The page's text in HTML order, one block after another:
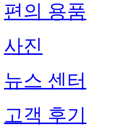
편의 용품
사진
뉴스 센터
고객 후기